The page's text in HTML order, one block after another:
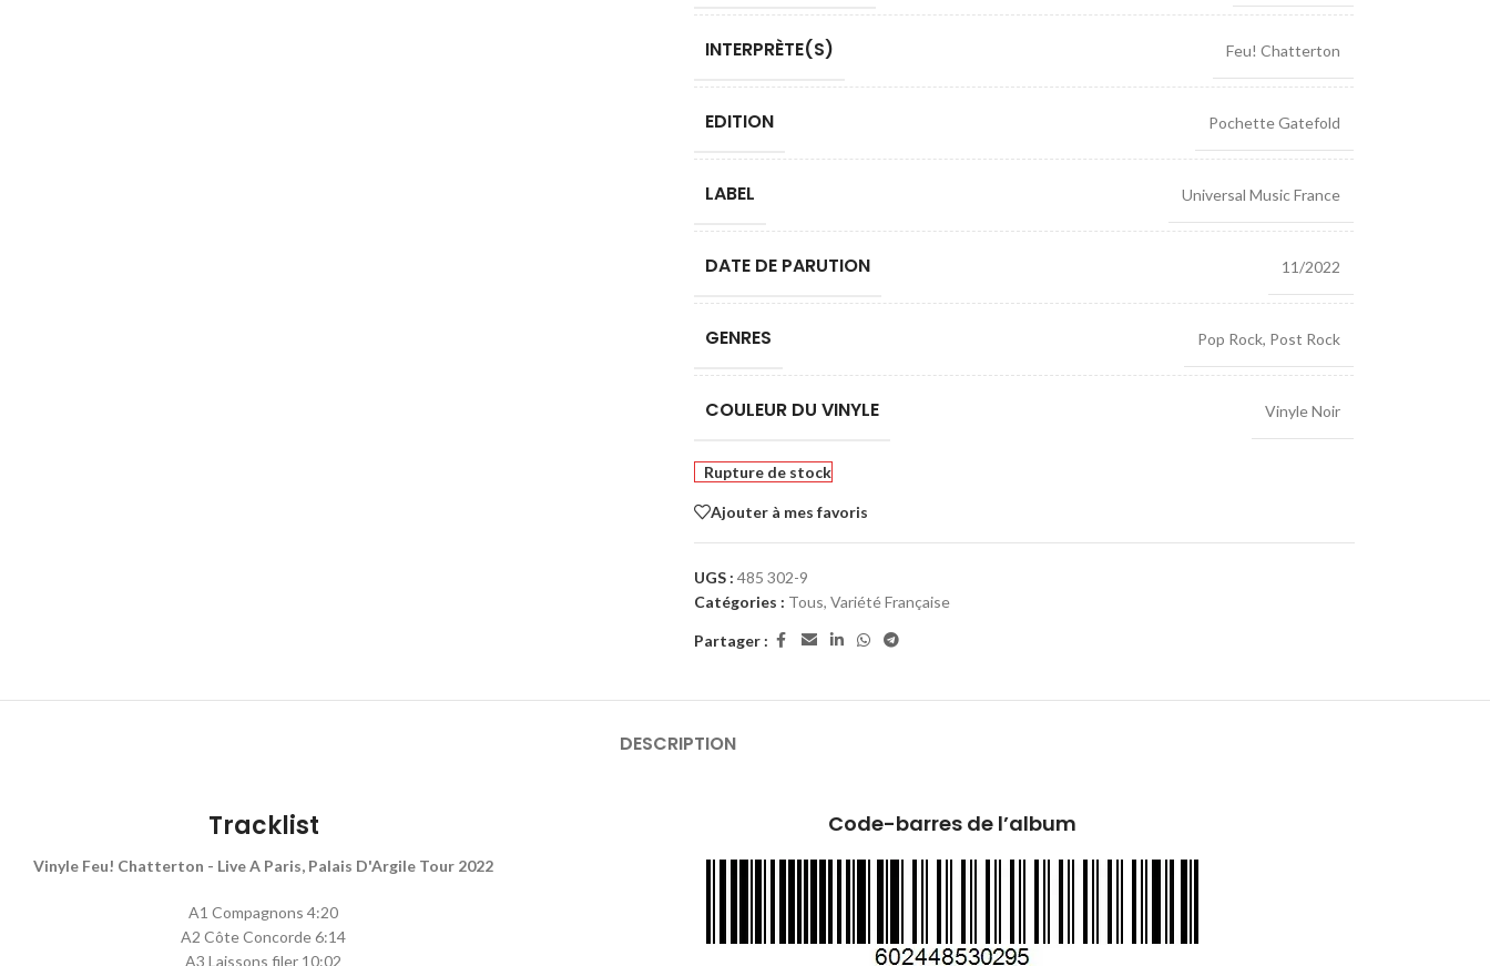
INTERPRÈTE(S) Feu! Chatterton
EDITION Pochette Gatefold
LABEL Universal Music France
DATE DE PARUTION 11/2022
GENRES Pop Rock, Post Rock
COULEUR DU VINYLE Vinyle Noir
Rupture de stock
Ajouter à mes favoris
UGS : 485 302-9
Catégories : Tous, Variété Française
Partager :
DESCRIPTION
Tracklist
Vinyle Feu! Chatterton - Live A Paris, Palais D'Argile Tour 2022
A1 Compagnons 4:20
A2 Côte Concorde 6:14
A3 Laissons filer 10:02
Code-barres de l’album